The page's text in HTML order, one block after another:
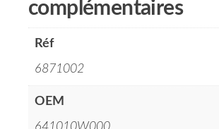
complémentaires
Réf
6871002
OEM